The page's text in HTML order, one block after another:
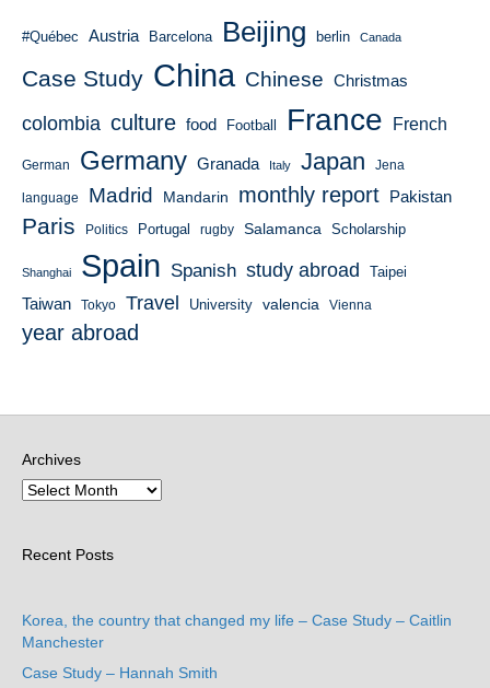
#Québec Austria Barcelona Beijing berlin Canada
Case Study China Chinese Christmas
colombia culture food Football France French
German Germany Granada Italy Japan Jena
language Madrid Mandarin monthly report Pakistan
Paris Politics Portugal rugby Salamanca Scholarship
Shanghai Spain Spanish study abroad Taipei
Taiwan Tokyo Travel University valencia Vienna
year abroad
Archives
Recent Posts
Korea, the country that changed my life – Case Study – Caitlin
Manchester
Case Study – Hannah Smith